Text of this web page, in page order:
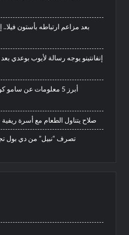
بعد مزاعم ارتباطه بأستون
إنفانتينو يوجه رسالة لأيوب بوعدي
أبرز 5 معلومات عن
صلاح يتناول الطعام مع أسرة ريفية
تصرف “نبيل” من دي بول